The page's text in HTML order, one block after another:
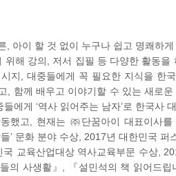
아이 할 것 없이 누구나 쉽고 명쾌하게
해 강의, 저서 집필 등 다양한 활동을
지, 대중들에게 꼭 필요한 지식을 한
, 함께 배우고 이야기할 수 있는 새로
에게 ‘역사 읽어주는 남자’로 한국사
했고, 현재는 ㈜단꿈아이 대표이사를
’ 문화 분야 수상, 2017년 대한민국 퍼
교육산업대상 역사교육부문 수상,
의 사생활』, 『설민석의 책 읽어드립